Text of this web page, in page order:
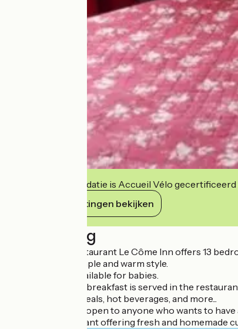
Deze accommodatie is Accueil Vélo
Haar verplichtingen bekijken
Beschrijving
The hotel and restaurant Le Côme Inn offers 13
decorated in a simple and warm style.
Travel cots are available for babies.
The hearty buffet breakfast is served in the
juice, yoghurt, cereals, hot beverages, and more...
The lounge bar is open to anyone who wants to
A friendly restaurant offering fresh and homemade